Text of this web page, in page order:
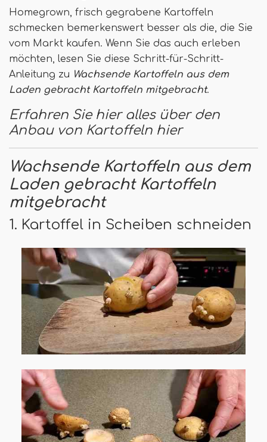
Homegrown, frisch gegrabene Kartoffeln
schmecken bemerkenswert besser als die, die Sie
vom Markt kaufen. Wenn Sie das auch erleben
möchten, lesen Sie diese Schritt-für-Schritt-
Anleitung zu Wachsende Kartoffeln aus dem
Laden gebracht Kartoffeln mitgebracht.
Erfahren Sie hier alles über den
Anbau von Kartoffeln hier
Wachsende Kartoffeln aus dem
Laden gebracht Kartoffeln
mitgebracht
1. Kartoffel in Scheiben schneiden